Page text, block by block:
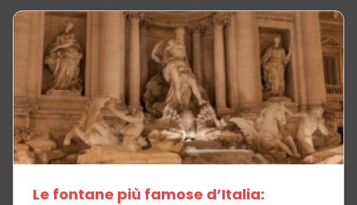
Le fontane più famose d’Italia: